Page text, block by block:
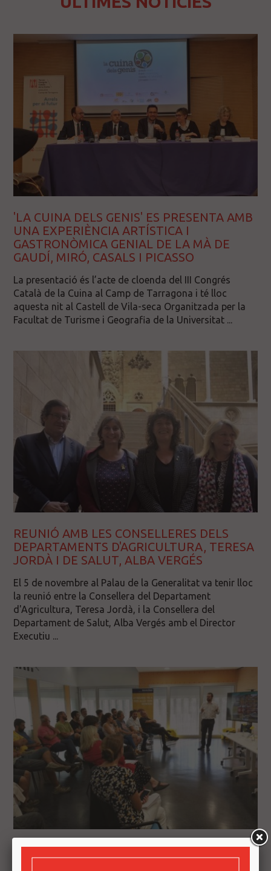
'LA CUINA DELS GENIS' ES PRESENTA AMB
UNA EXPERIÈNCIA ARTÍSTICA I
GASTRONÒMICA GENIAL DE LA MÀ DE
GAUDÍ, MIRÓ, CASALS I PICASSO
La presentació és l’acte de cloenda del III Congrés
Català de la Cuina al Camp de Tarragona i té lloc
aquesta nit al Castell de Vila-seca Organitzada per la
Facultat de Turisme i Geografia de la Universitat ...
REUNIÓ AMB LES CONSELLERES DELS
DEPARTAMENTS D'AGRICULTURA, TERESA
JORDÀ I DE SALUT, ALBA VERGÉS
El 5 de novembre al Palau de la Generalitat va tenir lloc
la reunió entre la Consellera del Departament
d'Agricultura, Teresa Jordà, i la Consellera del
Departament de Salut, Alba Vergés amb el Director
Executiu ...
EMPRESARIS I EMPRENEDORS ES
REUNEIXEN EN LA JORNADA 'A